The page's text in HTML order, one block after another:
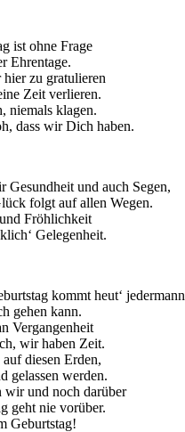
ist ohne Frage
Ehrentage.
zu gratulieren
Zeit verlieren.
niemals klagen.
dass wir Dich haben.
Gesundheit und auch Segen,
folgt auf allen Wegen.
Fröhlichkeit
Gelegenheit.
kommt heut‘ jedermann
gehen kann.
Vergangenheit
wir haben Zeit.
diesen Erden,
gelassen werden.
wir und noch darüber
geht nie vorüber.
Geburtstag!